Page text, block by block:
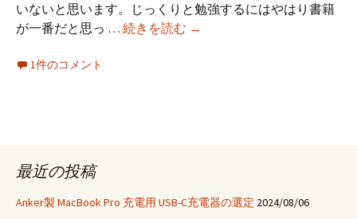
いないと思います。じっくりと勉強するにはやはり書籍
が一番だと思っ … 続きを読む Java
比
→
1件のコメント
最近の投稿
Anker製 MacBook Pro 充電用 USB-C充電器の選定 2024/08/06